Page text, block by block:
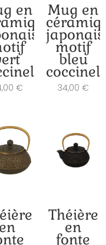
en
€
Mug en
motif
bleu
34,00 €
en
Théière
en
fonte